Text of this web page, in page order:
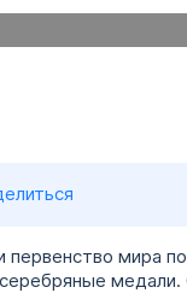
первенство мира
медали.